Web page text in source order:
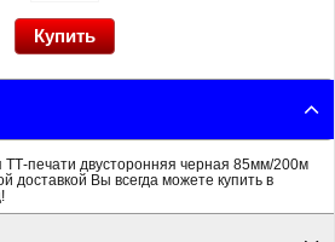
печати двусторонняя черная 85мм/200м
доставкой Вы всегда можете купить в